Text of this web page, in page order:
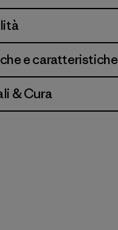
e caratteristiche
& Cura